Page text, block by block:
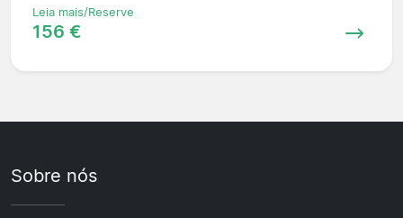
Leia mais/Reserve
156 €
Sobre nós